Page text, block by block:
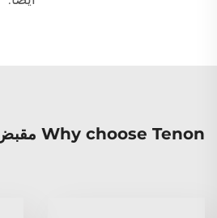
Why choose Tenon مقبض الباب الذكي?